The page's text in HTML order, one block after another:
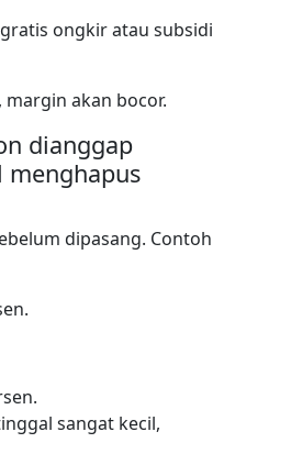
ongkir atau subsidi
akan bocor.
dianggap
menghapus
dipasang. Contoh
sangat kecil,